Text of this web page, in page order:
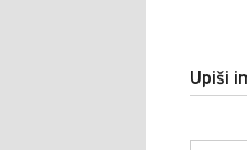
Upiši